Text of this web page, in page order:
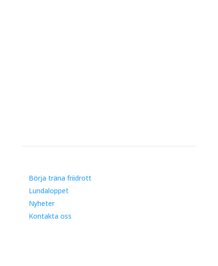
Börja träna friidrott
Lundaloppet
Nyheter
Kontakta oss